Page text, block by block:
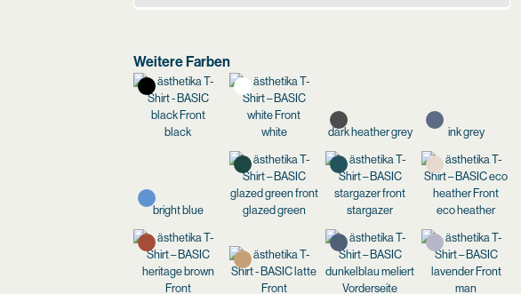
Weitere Farben
black white dark heather grey ink grey
bright blue glazed green stargazer eco heather